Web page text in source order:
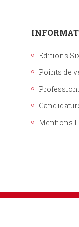
Editions
Points de
Mentions